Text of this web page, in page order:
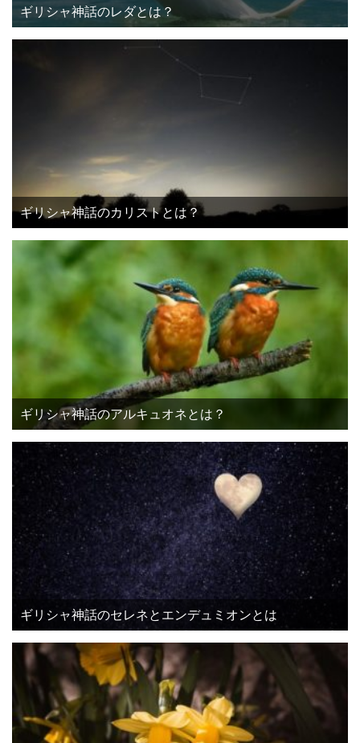
ギリシャ神話のレダとは？
ギリシャ神話のカリストとは？
ギリシャ神話のアルキュオネとは？
ギリシャ神話のセレネとエンデュミオンとは